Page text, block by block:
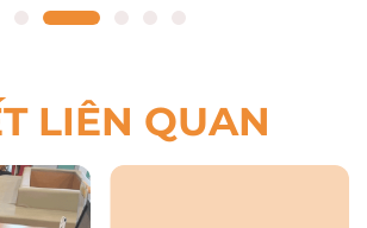
LIÊN QUAN